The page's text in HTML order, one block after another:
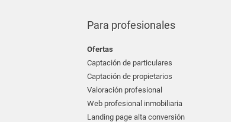
Para profesionales
Ofertas
Captación de particulares
Captación de propietarios
Valoración profesional
Web profesional inmobiliaria
Landing page alta conversión